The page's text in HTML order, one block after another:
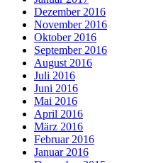
Dezember 2016
November 2016
Oktober 2016
September 2016
August 2016
Juli 2016
Juni 2016
Mai 2016
April 2016
März 2016
Februar 2016
Januar 2016